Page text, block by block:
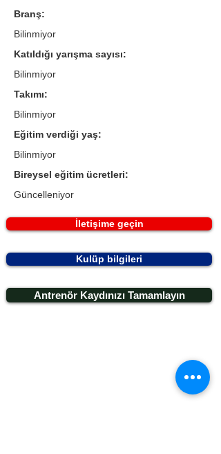
Branş:
Bilinmiyor
Katıldığı yarışma sayısı:
Bilinmiyor
Takımı:
Bilinmiyor
Eğitim verdiği yaş:
Bilinmiyor
Bireysel eğitim ücretleri:
Güncelleniyor
İletişime geçin
Kulüp bilgileri
Antrenör Kaydınızı Tamamlayın